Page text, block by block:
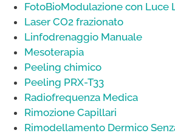
FotoBioModulazione con Luce
Laser CO2 frazionato
Linfodrenaggio Manuale
Mesoterapia
Peeling chimico
Peeling PRX-T33
Radiofrequenza Medica
Rimozione Capillari
Rimodellamento Dermico